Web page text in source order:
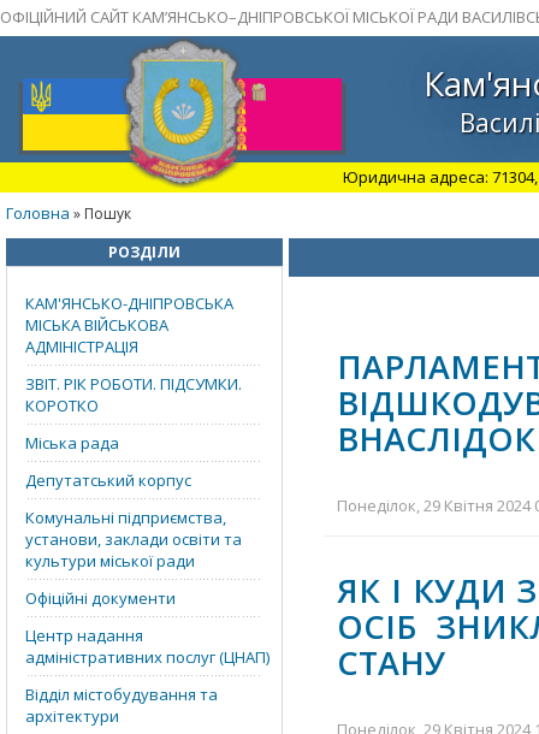
ОФІЦІЙНИЙ САЙТ КАМ’ЯНСЬКО–ДНІПРОВСЬКОЇ МІСЬКОЇ РАДИ
Юридична адреса: 71304,
Головна » Пошук
РОЗДІЛИ
КАМ'ЯНСЬКО-ДНІПРОВСЬКА
МІСЬКА ВІЙСЬКОВА
АДМІНІСТРАЦІЯ
ЗВІТ. РІК РОБОТИ. ПІДСУМКИ.
КОРОТКО
Міська рада
Депутатський корпус
Комунальні підприємства,
установи, заклади освіти та
культури міської ради
Офіційні документи
Центр надання
адміністративних послуг (ЦНАП)
Відділ містобудування та
архітектури
ВНАСЛІДОК
Понеділок, 29 Квітня
ЯК І КУДИ
ОСІБ
СТАНУ
Понеділок, 29 Квітня